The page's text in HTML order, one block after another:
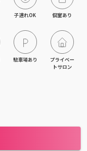
子連れOK 個室あり
駐車場あり
プライベー
トサロン